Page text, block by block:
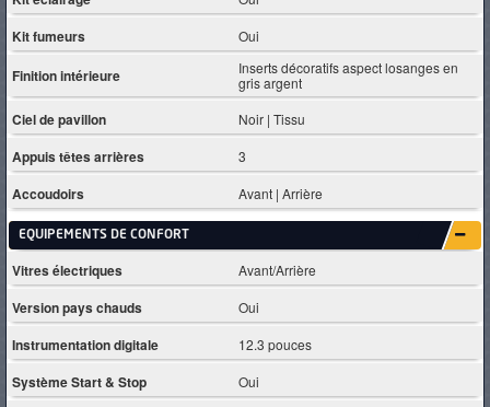
Kit fumeurs Oui
Finition intérieure
Inserts décoratifs aspect losanges en
gris argent
Ciel de pavillon Noir | Tissu
Appuis têtes arrières 3
Accoudoirs Avant | Arrière
EQUIPEMENTS DE CONFORT
Vitres électriques Avant/Arrière
Version pays chauds Oui
Instrumentation digitale 12.3 pouces
Système Start & Stop Oui